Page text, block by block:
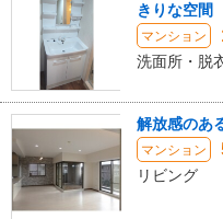
きりな空間
マンション
洗面所・脱
解放感のあ
マンション
リビング